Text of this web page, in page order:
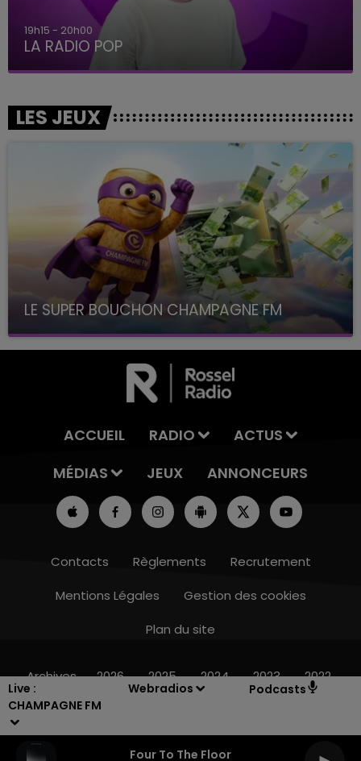
Live :
CHAMPAGNE FM
Webradios Podcasts
Four To The Floor
19h00 - 19h15
5h00 - 6h00
LE BEST OF DE LA FAMILLE CHAMPAGNE FM
LES JEUX
LE SUPER BOUCHON CHAMPAGNE FM
avec La Famille Champagne FM, à 8H10
ACCUEIL RADIO
ACTUS
MÉDIAS
JEUX ANNONCEURS
Contacts Règlements
Recrutement
Mentions Légales
Gestion des cookies
Plan du site
Archives 2026 2025 2024 2023 2022